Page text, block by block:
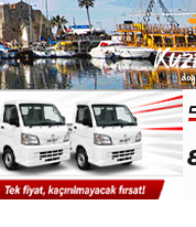
7.5 İLE 8.5 ARASINDA
hastaneye kaldırıldı